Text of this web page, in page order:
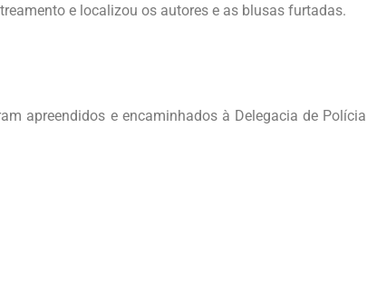
e localizou os autores e as blusas furtadas.
apreendidos e encaminhados à Delegacia de